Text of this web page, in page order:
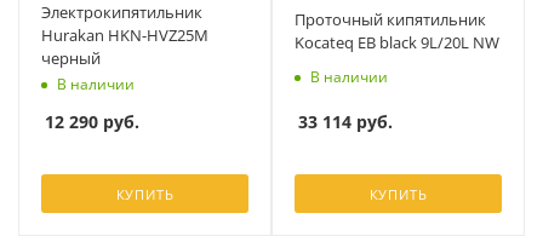
Электрокипятильник
Hurakan HKN-HVZ25M
черный
В наличии
12 290 руб.
КУПИТЬ
Проточный кипятильник
Kocateq EB black 9L/20L NW
В наличии
33 114 руб.
КУПИТЬ